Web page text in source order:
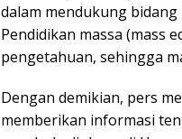
dalam mendukung
Pendidikan massa (mass
pengetahuan, sehingga
Dengan demikian, pers
memberikan informasi